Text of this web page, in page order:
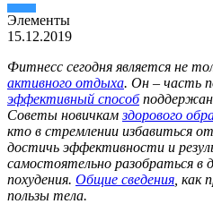
Элементы
15.12.2019
Фитнесс сегодня является не
активного отдыха. Он – часть
эффективный способ
Советы новичкамздорового
кто в стремлении избавиться
достичь эффективности и
самостоятельно разобраться в
похудения. Общие сведения , как
пользы тела.